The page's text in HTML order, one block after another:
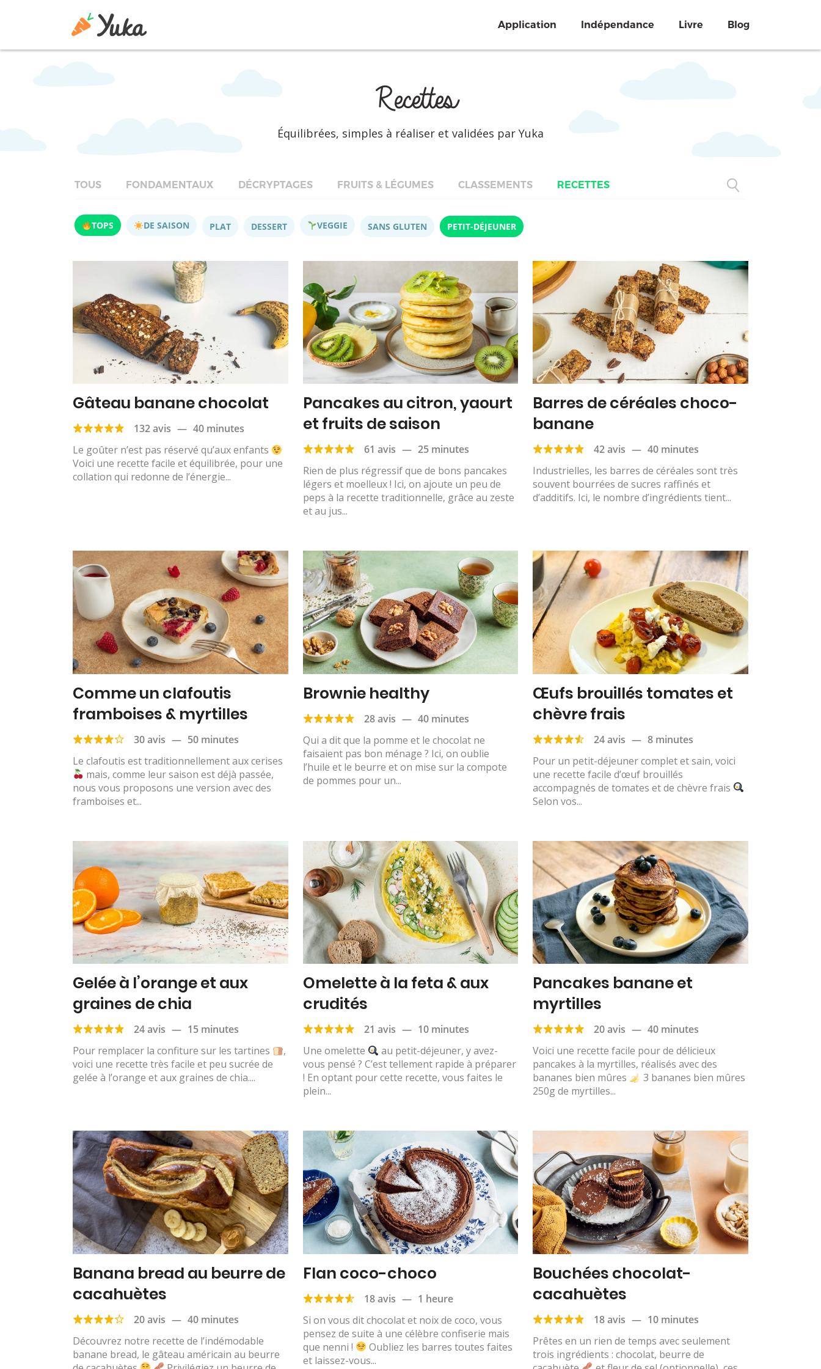
Application Indépendance Livre Blog
Recettes
Équilibrées, simples à réaliser et validées par Yuka
TOUS FONDAMENTAUX DÉCRYPTAGES FRUITS & LÉGUMES CLASSEMENTS RECETTES
TOPS DE SAISON PLAT DESSERT VEGGIE SANS GLUTEN PETIT-DÉJEUNER
Gâteau banane chocolat
132 avis — 40 minutes
Le goûter n’est pas réservé qu’aux enfants
Voici une recette facile et équilibrée, pour une
collation qui redonne de l’énergie...
Pancakes au citron, yaourt
et fruits de saison
61 avis — 25 minutes
Rien de plus régressif que de bons pancakes
légers et moelleux ! Ici, on ajoute un peu de
peps à la recette traditionnelle, grâce au zeste
et au jus...
Barres de céréales choco-
banane
42 avis — 40 minutes
Industrielles, les barres de céréales sont très
souvent bourrées de sucres raffinés et
d’additifs. Ici, le nombre d’ingrédients tient...
Comme un clafoutis
framboises & myrtilles
30 avis — 50 minutes
Le clafoutis est traditionnellement aux cerises
mais, comme leur saison est déjà passée,
nous vous proposons une version avec des
framboises et...
Brownie healthy
28 avis — 40 minutes
Qui a dit que la pomme et le chocolat ne
faisaient pas bon ménage ? Ici, on oublie
l’huile et le beurre et on mise sur la compote
de pommes pour un...
Œufs brouillés tomates et
chèvre frais
24 avis — 8 minutes
Pour un petit-déjeuner complet et sain, voici
une recette facile d’œuf brouillés
accompagnés de tomates et de chèvre frais
Selon vos...
Gelée à l’orange et aux
graines de chia
24 avis — 15 minutes
Pour remplacer la confiture sur les tartines
,
voici une recette très facile et peu sucrée de
gelée à l’orange et aux graines de chia....
Omelette à la feta & aux
crudités
21 avis — 10 minutes
Une omelette
au petit-déjeuner, y avez-
vous pensé ? C’est tellement rapide à préparer
! En optant pour cette recette, vous faites le
plein...
Pancakes banane et
myrtilles
20 avis — 40 minutes
Voici une recette facile pour de délicieux
pancakes à la myrtilles, réalisés avec des
bananes bien mûres
3 bananes bien mûres
250g de myrtilles...
Banana bread au beurre de
cacahuètes
20 avis — 40 minutes
Découvrez notre recette de l’indémodable
banane bread, le gâteau américain au beurre
Flan coco-choco
18 avis — 1 heure
Si on vous dit chocolat et noix de coco, vous
pensez de suite à une célèbre confiserie mais
que nenni !
Oubliez les barres toutes faites
et laissez-vous...
Bouchées chocolat-
cacahuètes
18 avis — 10 minutes
Prêtes en un rien de temps avec seulement
trois ingrédients : chocolat, beurre de